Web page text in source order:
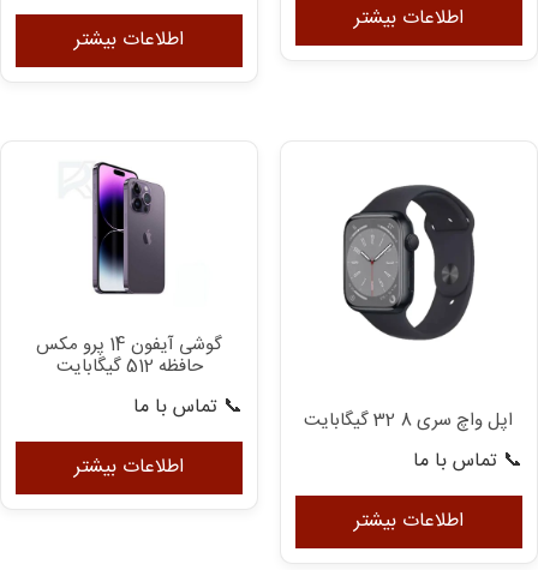
اطلاعات بیشتر
اطلاعات بیشتر
اپل واچ سری 8 32 گیگابایت
📞 تماس با ما
اطلاعات بیشتر
گوشی آیفون 14 پرو مکس
حافظه 512 گیگابایت
📞 تماس با ما
اطلاعات بیشتر